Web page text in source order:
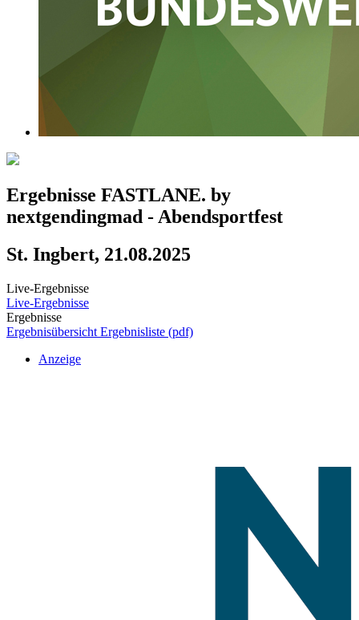
Ergebnisse FASTLANE. by
nextgendingmad - Abendsportfest
St. Ingbert, 21.08.2025
Live-Ergebnisse
Live-Ergebnisse
Ergebnisse
Ergebnisübersicht Ergebnisliste (pdf)
Anzeige